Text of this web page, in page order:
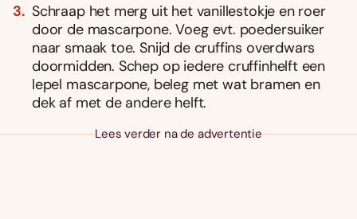
Schraap het merg uit het vanillestokje en roer
door de mascarpone. Voeg evt. poedersuiker
naar smaak toe. Snijd de cruffins overdwars
doormidden. Schep op iedere cruffinhelft een
lepel mascarpone, beleg met wat bramen en
dek af met de andere helft.
Lees verder na de advertentie